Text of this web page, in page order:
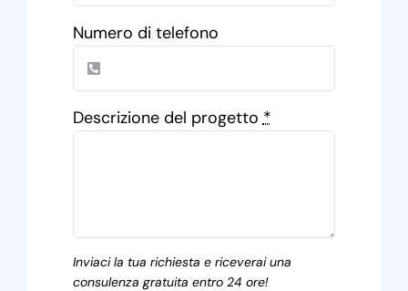
Numero di telefono
Descrizione del progetto*
Inviaci la tua richiesta e riceverai una
consulenza gratuita entro 24 ore!